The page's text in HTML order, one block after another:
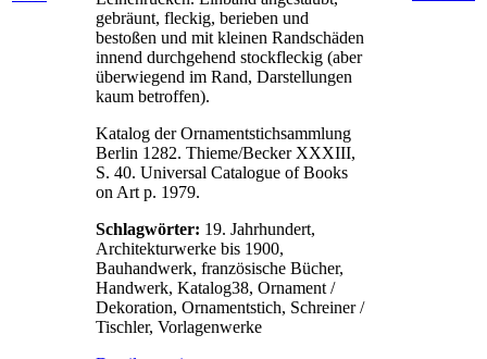
gebräunt, fleckig, berieben und
bestoßen und mit kleinen Randschäden
innend durchgehend stockfleckig (aber
überwiegend im Rand, Darstellungen
kaum betroffen).
Katalog der Ornamentstichsammlung
Berlin 1282. Thieme/Becker XXXIII,
S. 40. Universal Catalogue of Books
on Art p. 1979.
Schlagwörter: 19. Jahrhundert,
Architekturwerke bis 1900,
Bauhandwerk, französische Bücher,
Handwerk, Katalog38, Ornament /
Dekoration, Ornamentstich, Schreiner /
Tischler, Vorlagenwerke